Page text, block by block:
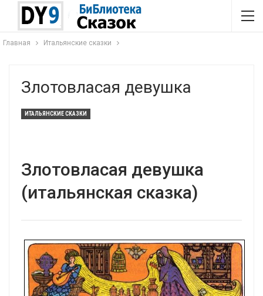
Главная Итальянские сказки
Злотовласая девушка
ИТАЛЬЯНСКИЕ СКАЗКИ
Злотовласая девушка
(итальянская сказка)